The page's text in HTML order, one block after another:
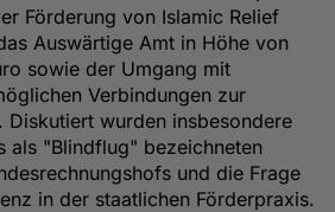
Förderung von Islamic Relief
Auswärtige Amt in Höhe von
sowie der Umgang mit
Verbindungen zur
Diskutiert wurden insbesondere
als "Blindflug" bezeichneten
und die Frage
in der staatlichen Förderpraxis.